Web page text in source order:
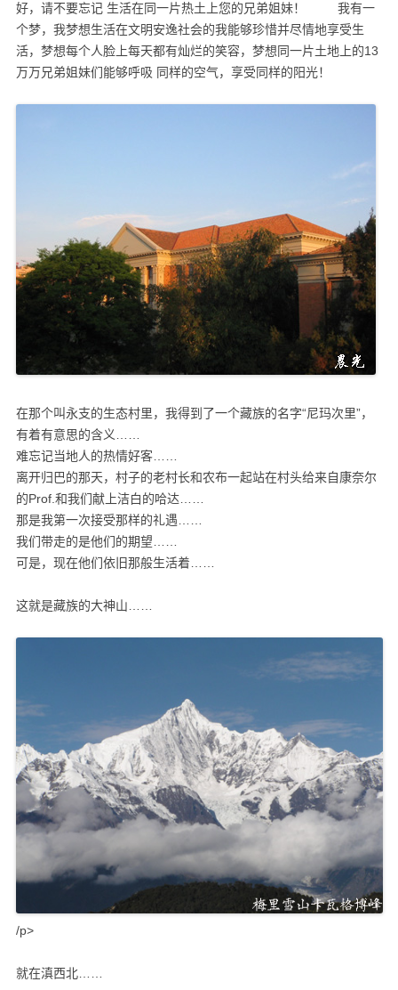
好，请不要忘记 生活在同一片热土上您的兄弟姐妹！ 我有一
个梦，我梦想生活在文明安逸社会的我能够珍惜并尽情地享受生
活，梦想每个人脸上每天都有灿烂的笑容，梦想同一片土地上的13
万万兄弟姐妹们能够呼吸 同样的空气，享受同样的阳光！
在那个叫永支的生态村里，我得到了一个藏族的名字“尼玛次里”，
有着有意思的含义……
难忘记当地人的热情好客……
离开归巴的那天，村子的老村长和农布一起站在村头给来自康奈尔
的Prof.和我们献上洁白的哈达……
那是我第一次接受那样的礼遇……
我们带走的是他们的期望……
可是，现在他们依旧那般生活着……
这就是藏族的大神山……
/p>
就在滇西北……